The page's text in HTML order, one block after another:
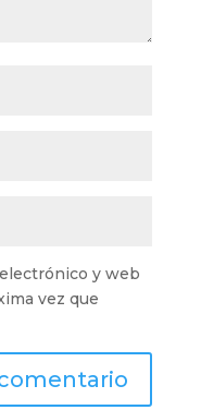
y web
vez que